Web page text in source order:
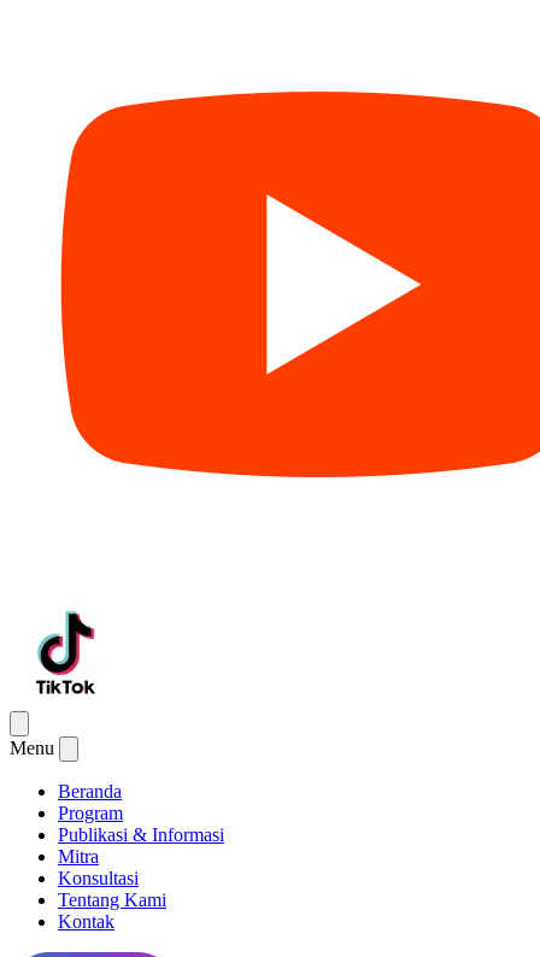
Menu
Beranda
Program
Publikasi & Informasi
Mitra
Konsultasi
Tentang Kami
Kontak